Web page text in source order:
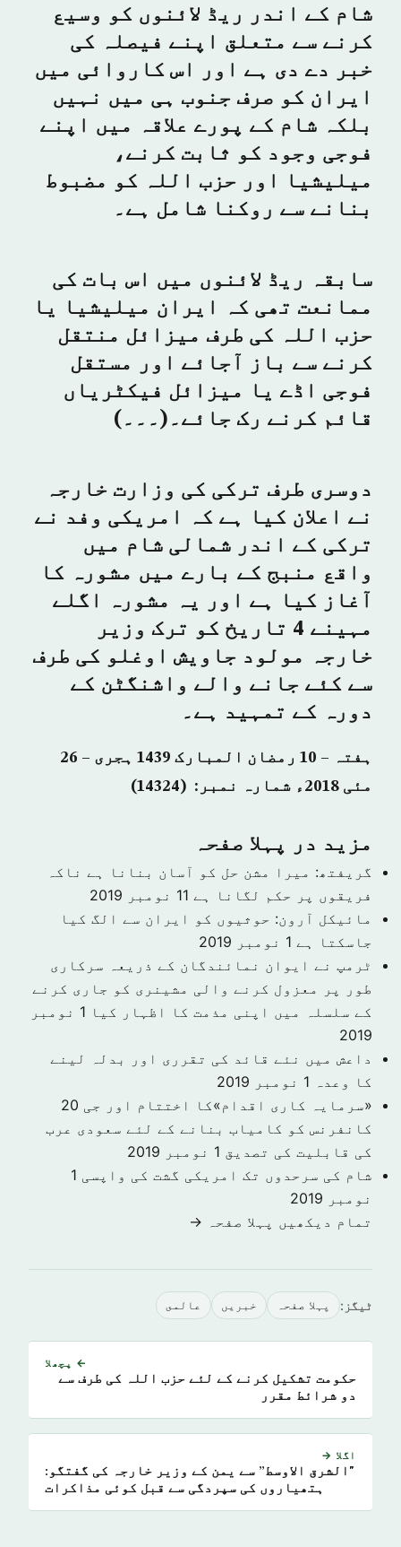
شام کے اندر ریڈ لائنوں کو وسیع
کرنے سے متعلق اپنے فیصلہ کی
خبر دے دی ہے اور اس کاروائی میں
ایران کو صرف جنوب ہی میں نہیں
بلکہ شام کے پورے علاقہ میں اپنے
فوجی وجود کو ثابت کرنے،
میلیشیا اور حزب اللہ کو مضبوط
بنانے سے روکنا شامل ہے۔
سابقہ ریڈ لائنوں میں اس بات کی
ممانعت تھی کہ ایران میلیشیا یا
حزب اللہ کی طرف میزائل منتقل
کرنے سے باز آجائے اور مستقل
فوجی اڈے یا میزائل فیکٹریاں
قائم کرنے رک جائے۔(۔۔۔)
دوسری طرف ترکی کی وزارت خارجہ
نے اعلان کیا ہے کہ امریکی وفد نے
ترکی کے اندر شمالی شام میں
واقع منبج کے بارے میں مشورہ کا
آغاز کیا ہے اور یہ مشورہ اگلے
مہینے 4 تاریخ کو ترک وزیر
خارجہ مولود جاویش اوغلو کی طرف
سے کئے جانے والے واشنگٹن کے
دورہ کے تمہید ہے۔
ہفتہ – 10 رمضان المبارک 1439 ہجری – 26
مئی 2018ء شمارہ نمبر: (14324)
مزید در پہلا صفحہ
گریفتھ: میرا مشن حل کو آسان بنانا ہے ناکہ
فریقوں پر حکم لگانا ہے 11 نومبر 2019
مائیکل آرون: حوثیوں کو ایران سے الگ کیا
جاسکتا ہے 1 نومبر 2019
ٹرمپ نے ایوان نمائندگان کے ذریعہ سرکاری
طور پر معزول کرنے والی مشینری کو جاری کرنے
کے سلسلہ میں اپنی مذمت کا اظہار کیا
1 نومبر
2019
داعش میں نئے قائد کی تقرری اور بدلہ لینے
کا وعدہ 1 نومبر 2019
«سرمایہ کاری اقدام»کا اختتام اور جی 20
کانفرنس کو کامیاب بنانے کے لئے سعودی عرب
کی قابلیت کی تصدیق 1 نومبر 2019
شام کی سرحدوں تک امریکی گشت کی واپسی 1
نومبر 2019
تمام دیکھیں پہلا صفحہ →
ٹیگز: پہلا صفحہ خبريں عالمى
← پچھلا
حکومت تشکیل کرنے کے لئے حزب اللہ کی طرف سے
دو شرائط مقرر
اگلا →
"الشرق الاوسط” سے یمن کے وزیر خارجہ کی گفتگو:
ہتھیاروں کی سپردگی سے قبل کوئی مذاکرات